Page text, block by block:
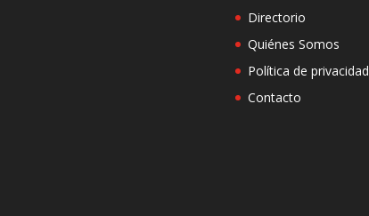
Directorio
Quiénes Somos
Política de privacidad
Contacto